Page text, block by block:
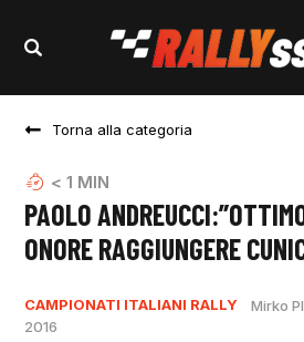
Torna alla categoria
< 1 MIN
PAOLO
ONORE RAGGIUNGERE
CAMPIONATI ITALIANI RALLY Mirko
2016